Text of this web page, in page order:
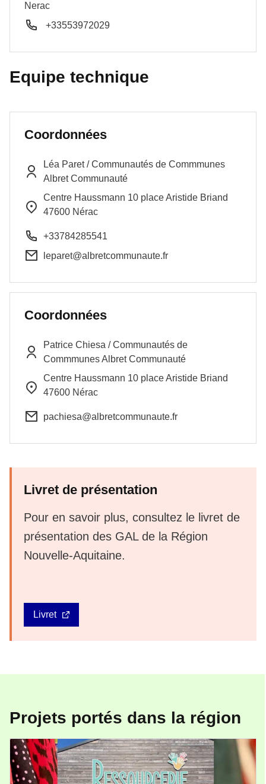
Nerac
+33553972029
Equipe technique
Coordonnées
Léa Paret/Communautés de Commmunes
Albret Communauté
Centre Haussmann 10 place Aristide Briand
47600 Nérac
+33784285541
leparet@albretcommunaute.fr
Coordonnées
Patrice Chiesa /Communautés de
Commmunes Albret Communauté
Centre Haussmann 10 place Aristide Briand
47600 Nérac
pachiesa@albretcommunaute.fr
Livret de présentation
Pour en savoir plus, consultez le livret de
présentation des GAL de la Région
Nouvelle-Aquitaine.
Livret
Projets portés dans la région